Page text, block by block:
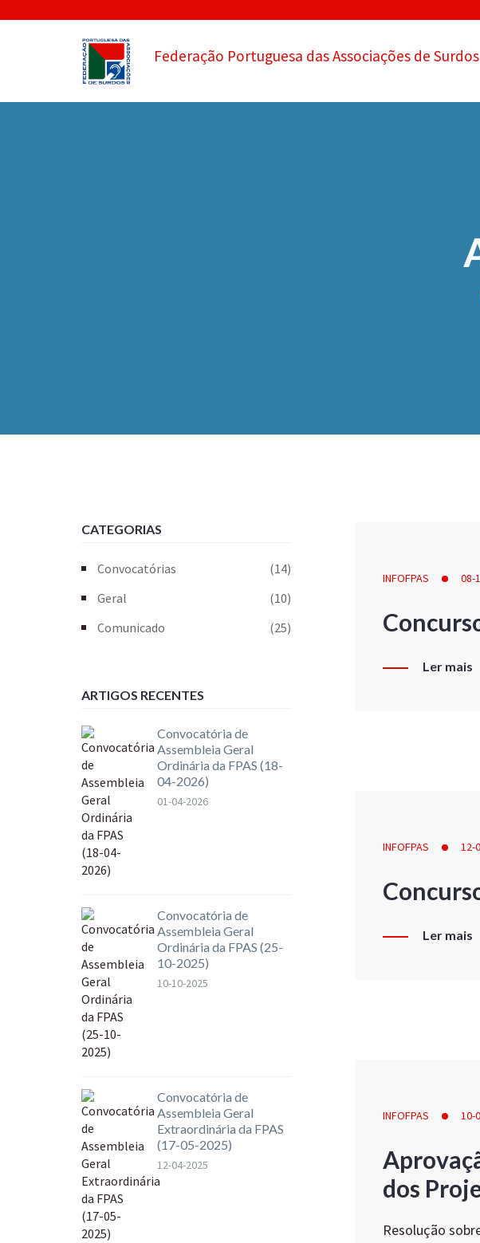
Federação Portuguesa das Associações de Surdos
INFOFPAS 08-
Ler mais
INFOFPAS 12-
Ler mais
INFOFPAS 10-
dos
Resolução
CATEGORIAS
Convocatórias
(14)
Geral
(10)
Comunicado
(25)
ARTIGOS RECENTES
Convocatória de
Assembleia Geral
Ordinária da FPAS (18-
04-2026)
01-04-2026
Convocatória de
Assembleia Geral
Ordinária da FPAS (25-
10-2025)
10-10-2025
Convocatória de
Assembleia Geral
Extraordinária da FPAS
(17-05-2025)
12-04-2025